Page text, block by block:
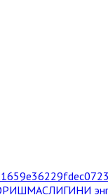
энг